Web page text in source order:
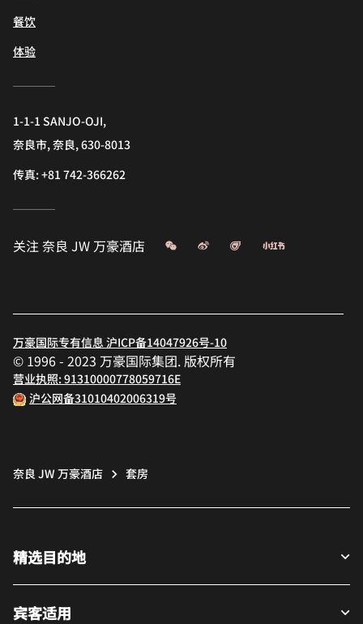
餐饮
体验
1-1-1 SANJO-OJI,
奈良市, 奈良, 630-8013
传真:+81 742-366262
关注奈良 JW 万豪酒店 微信 微博 飞猪 小红书
万豪国际专有信息 沪ICP备14047926号-10
© 1996 - 2023 万豪国际集团. 版权所有
营业执照: 91310000778059716E
沪公网备31010402006319号
奈良 JW 万豪酒店 套房
精选目的地
宾客适用